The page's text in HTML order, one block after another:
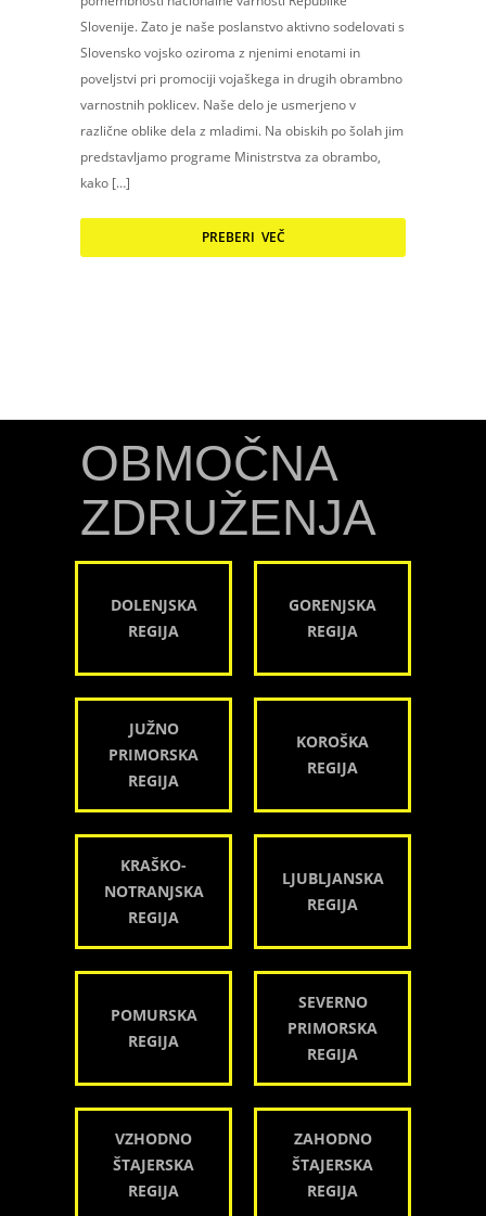
Slovenije. Zato je naše poslanstvo aktivno sodelovati s
Slovensko vojsko oziroma z njenimi enotami in
poveljstvi pri promociji vojaškega in drugih obrambno
varnostnih poklicev. Naše delo je usmerjeno v
različne oblike dela z mladimi. Na obiskih po šolah jim
predstavljamo programe Ministrstva za obrambo,
kako […]
PREBERI VEČ
OBMOČNA
ZDRUŽENJA
DOLENJSKA
REGIJA
GORENJSKA
REGIJA
JUŽNO
PRIMORSKA
REGIJA
KOROŠKA
REGIJA
KRAŠKO-
NOTRANJSKA
REGIJA
LJUBLJANSKA
REGIJA
POMURSKA
REGIJA
SEVERNO
PRIMORSKA
REGIJA
VZHODNO
ŠTAJERSKA
REGIJA
ZAHODNO
ŠTAJERSKA
REGIJA